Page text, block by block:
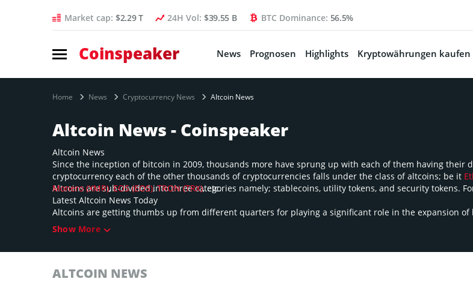
Market cap: $2.29 T 24H Vol: $39.55 B BTC Dominance: 56.5%
Coinspeaker News Prognosen Highlights Kryptowährungen kaufen
Home News Cryptocurrency News Altcoin News
Altcoin News - Coinspeaker
Altcoin News
Since the inception of bitcoin in 2009, thousands more have sprung up with each of them having their
cryptocurrency each of the other thousands of cryptocurrencies falls under the class of altcoins; be it
Monero (XMR),EOS (EOS),TRON (TRX), etc.
Altcoins are sub-divided into three categories namely; stablecoins, utility tokens, and security tokens.
Latest Altcoin News Today
Altcoins are getting thumbs up from different quarters for playing a significant role in the expansion
Show More
ALTCOIN NEWS